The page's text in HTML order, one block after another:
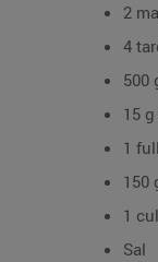
2
4
500
15
1
150
1
Sal